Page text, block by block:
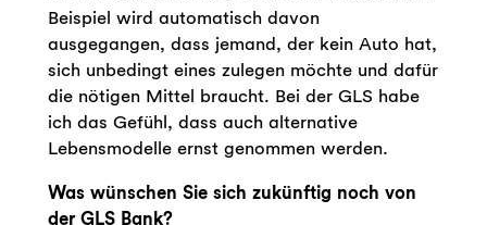
Beispiel wird automatisch davon
ausgegangen, dass jemand, der kein Auto hat,
sich unbedingt eines zulegen möchte und dafür
die nötigen Mittel braucht. Bei der GLS habe
ich das Gefühl, dass auch alternative
Lebensmodelle ernst genommen werden.
Was wünschen Sie sich zukünftig noch von
der GLS Bank?